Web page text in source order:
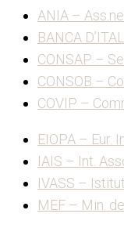
ANIA –
BANCA
CONSAP –
CONSOB –
COVIP –
EIOPA – Eur.
IAIS – Int.
IVASS –
MEF – Min.